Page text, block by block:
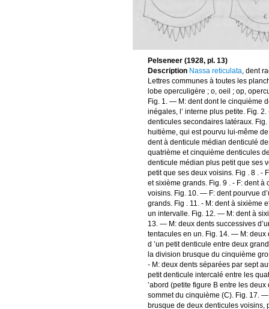
Pelseneer (1928, pl. 13)
Description Nassa reticulata, dent
Lettres communes à toutes les
lobe operculigère ; o, oeil ; op,
Fig. 1. — M: dent dont le cinquième
inégales, l’ interne plus petite. Fig.
denticules secondaires latéraux.
huitième, qui est pourvu lui-même
dent à denticule médian denticulé
quatrième et cinquième denticules
denticule médian plus petit que ses
petit que ses deux voisins. Fig . 8 . -
et sixième grands. Fig. 9 . - F: dent
voisins. Fig. 10. — F: dent pourvue
grands. Fig . 11. - M: dent à sixième
un intervalle. Fig. 12. — M: dent à
13. — M: deux dents successives
tentacules en un. Fig. 14. — M:
d ’un petit denticule entre deux
la division brusque du cinquième
- M: deux dents séparées par sept
petit denticule intercalé entre les
’abord (petite figure B entre les
sommet du cinquième (C). Fig. 17.
brusque de deux denticules voisins,